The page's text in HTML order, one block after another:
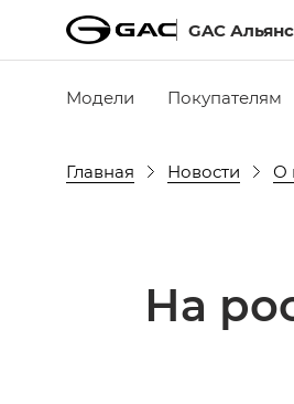
GAC Альянс
Модели Покупателям
Главная Новости О
На